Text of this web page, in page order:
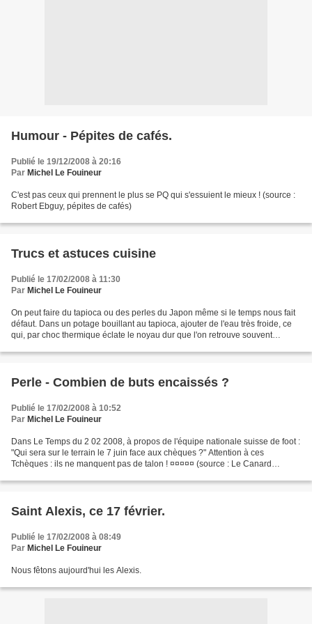
Humour - Pépites de cafés.
Publié le 19/12/2008 à 20:16
Par Michel Le Fouineur
C'est pas ceux qui prennent le plus se PQ qui s'essuient le mieux ! (source :
Robert Ebguy, pépites de cafés)
Trucs et astuces cuisine
Publié le 17/02/2008 à 11:30
Par Michel Le Fouineur
On peut faire du tapioca ou des perles du Japon même si le temps nous fait
défaut. Dans un potage bouillant au tapioca, ajouter de l'eau très froide, ce
qui, par choc thermique éclate le noyau dur que l'on retrouve souvent
Perle - Combien de buts encaissés ?
Publié le 17/02/2008 à 10:52
Par Michel Le Fouineur
Dans Le Temps du 2 02 2008, à propos de l'équipe nationale suisse de foot :
"Qui sera sur le terrain le 7 juin face aux chèques ?" Attention à ces
Tchèques : ils ne manquent pas de talon ! ¤¤¤¤¤ (source : Le Canard
Saint Alexis, ce 17 février.
Publié le 17/02/2008 à 08:49
Par Michel Le Fouineur
Nous fêtons aujourd'hui les Alexis.